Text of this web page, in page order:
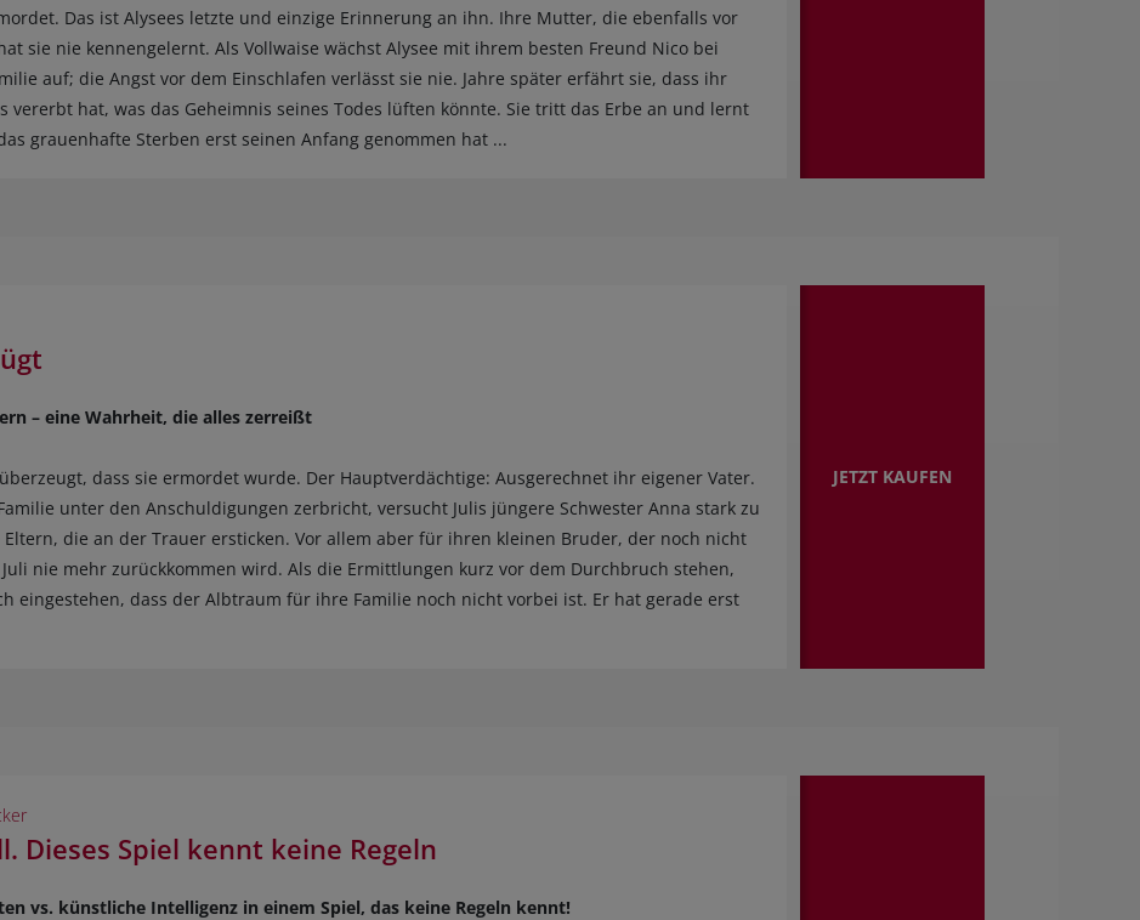
Das ist Alysees letzte und einzige Erinnerung an ihn. Ihre Mutter, die ebenfalls vor
sie nie kennengelernt. Als Vollwaise wächst Alysee mit ihrem besten Freund Nico bei
auf; die Angst vor dem Einschlafen verlässt sie nie. Jahre später erfährt sie, dass ihr
vererbt hat, was das Geheimnis seines Todes lüften könnte. Sie tritt das Erbe an und lernt
grauenhafte Sterben erst seinen Anfang genommen hat ...
– eine Wahrheit, die alles zerreißt
dass sie ermordet wurde. Der Hauptverdächtige: Ausgerechnet ihr eigener Vater.
unter den Anschuldigungen zerbricht, versucht Julis jüngere Schwester Anna stark zu
die an der Trauer ersticken. Vor allem aber für ihren kleinen Bruder, der noch nicht
nie mehr zurückkommen wird. Als die Ermittlungen kurz vor dem Durchbruch stehen,
eingestehen, dass der Albtraum für ihre Familie noch nicht vorbei ist. Er hat gerade erst
JETZT KAUFEN
Dieses Spiel kennt keine Regeln
vs. künstliche Intelligenz in einem Spiel, das keine Regeln kennt!